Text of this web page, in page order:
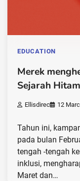
EDUCATION
Merek
Sejarah
Ellisdirec 12
Tahun ini,
pada bulan
tengah -tengah
inklusi,
Maret dan…